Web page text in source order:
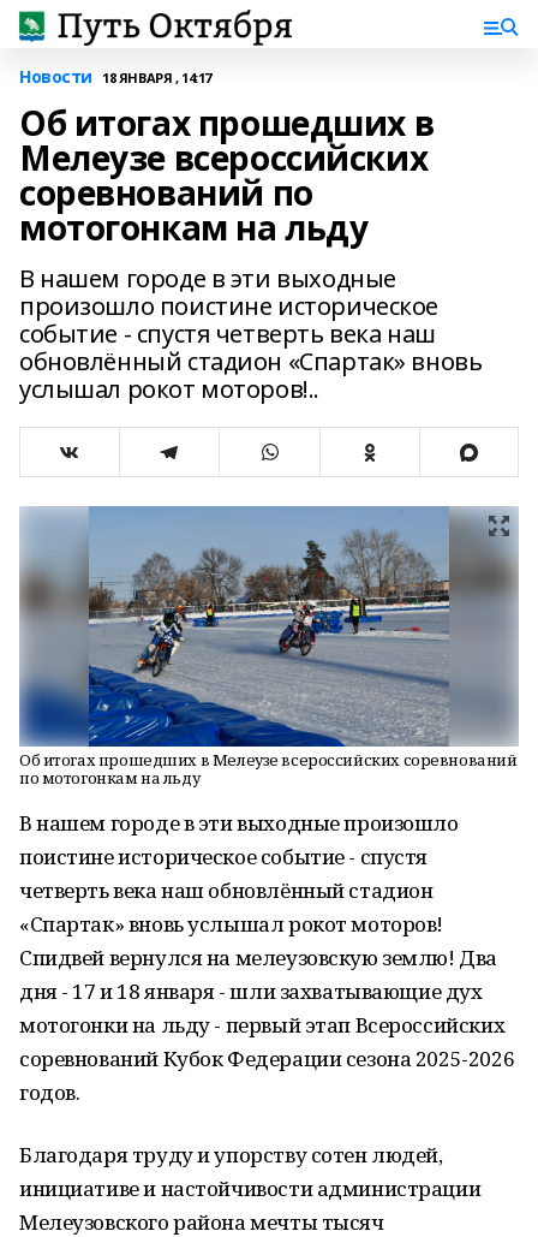
Новости 18 ЯНВАРЯ , 14:17
Об итогах прошедших в
Мелеузе всероссийских
соревнований по
мотогонкам на льду
В нашем городе в эти выходные
произошло поистине историческое
событие - спустя четверть века наш
обновлённый стадион «Спартак» вновь
услышал рокот моторов!..
Об итогах прошедших в Мелеузе всероссийских соревнований
по мотогонкам на льду
В нашем городе в эти выходные произошло
поистине историческое событие - спустя
четверть века наш обновлённый стадион
«Спартак» вновь услышал рокот моторов!
Спидвей вернулся на мелеузовскую землю! Два
дня - 17 и 18 января - шли захватывающие дух
мотогонки на льду - первый этап Всероссийских
соревнований Кубок Федерации сезона 2025-2026
годов.
Благодаря труду и упорству сотен людей,
инициативе и настойчивости администрации
Мелеузовского района мечты тысяч